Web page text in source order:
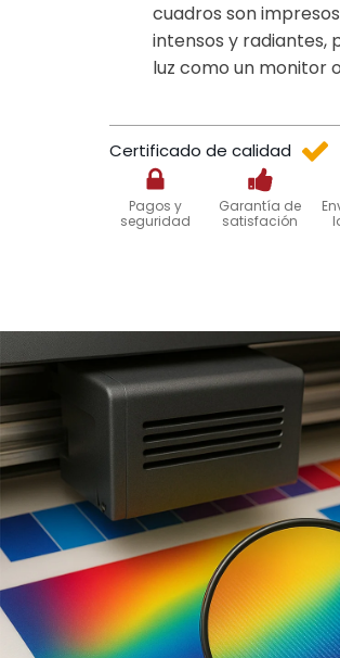
cuadros son
intensos y radiantes,
luz como un monitor
Certificado de calidad
Pagos y
seguridad
Garantía de
satisfación